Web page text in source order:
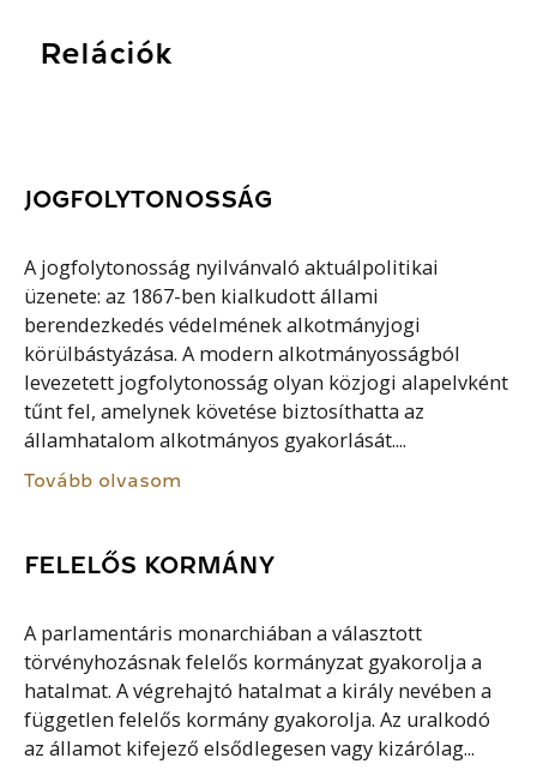
Relációk
JOGFOLYTONOSSÁG
A jogfolytonosság nyilvánvaló aktuálpolitikai
üzenete: az 1867-ben kialkudott állami
berendezkedés védelmének alkotmányjogi
körülbástyázása. A modern alkotmányosságból
levezetett jogfolytonosság olyan közjogi alapelvként
tűnt fel, amelynek követése biztosíthatta az
államhatalom alkotmányos gyakorlását....
Tovább olvasom
FELELŐS KORMÁNY
A parlamentáris monarchiában a választott
törvényhozásnak felelős kormányzat gyakorolja a
hatalmat. A végrehajtó hatalmat a király nevében a
független felelős kormány gyakorolja. Az uralkodó
az államot kifejező elsődlegesen vagy kizárólag...